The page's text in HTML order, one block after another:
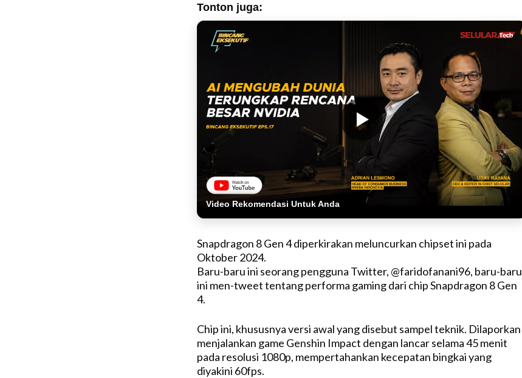
Tonton juga:
Video Rekomendasi Untuk Anda
Snapdragon 8 Gen 4 diperkirakan meluncurkan chipset ini pada
Oktober 2024.
Baru-baru ini seorang pengguna Twitter, @faridofanani96, baru-baru
ini men-tweet tentang performa gaming dari chip Snapdragon 8 Gen
4.
Chip ini, khususnya versi awal yang disebut sampel teknik. Dilaporkan
menjalankan game Genshin Impact dengan lancar selama 45 menit
pada resolusi 1080p, mempertahankan kecepatan bingkai yang
diyakini 60fps.